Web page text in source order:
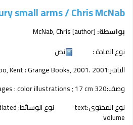
small arms /Chris McNab.
بواسطة: McNab, Chris[author]
نوع المادة :
نص
الناشر:
Kent :Grange Books, 2001.2001
وصف:320 pages : color illustrations ; 17 cm
نوع المحتوى:text نوع الوسائط:
volume